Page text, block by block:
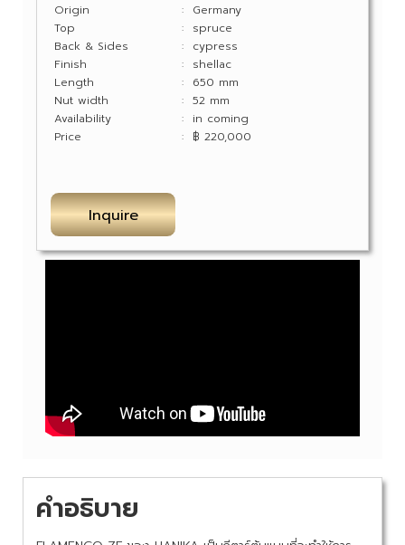
Origin
: Germany
Top
: spruce
Back & Sides
: cypress
Finish
: shellac
Length
: 650 mm
Nut width
: 52 mm
Availability
: in coming
Price
: ฿ 220,000
Inquire
คำอธิบาย